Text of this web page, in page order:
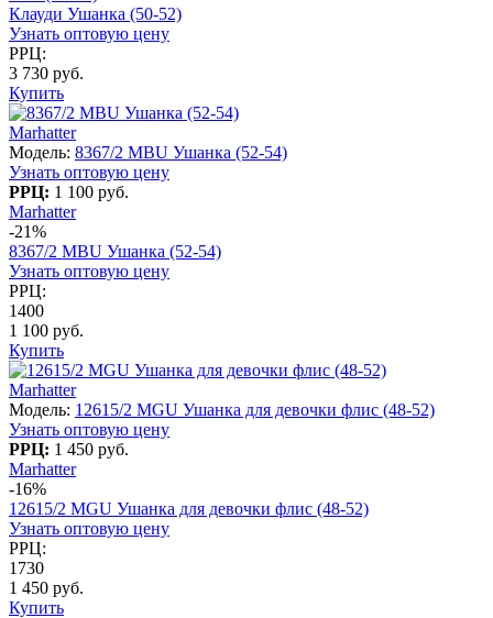
Клауди Ушанка (50-52)
Узнать оптовую цену
РРЦ:
3 730 руб.
Купить
Marhatter
Модель: 8367/2 MBU Ушанка (52-54)
Узнать оптовую цену
РРЦ: 1 100 руб.
Marhatter
-21%
8367/2 MBU Ушанка (52-54)
Узнать оптовую цену
РРЦ:
1400
1 100 руб.
Купить
Marhatter
Модель: 12615/2 MGU Ушанка для девочки флис (48-52)
Узнать оптовую цену
РРЦ: 1 450 руб.
Marhatter
-16%
12615/2 MGU Ушанка для девочки флис (48-52)
Узнать оптовую цену
РРЦ:
1730
1 450 руб.
Купить